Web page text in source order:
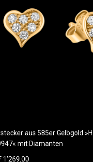
aus 585er Gelbgold
mit Diamanten
1’269.00